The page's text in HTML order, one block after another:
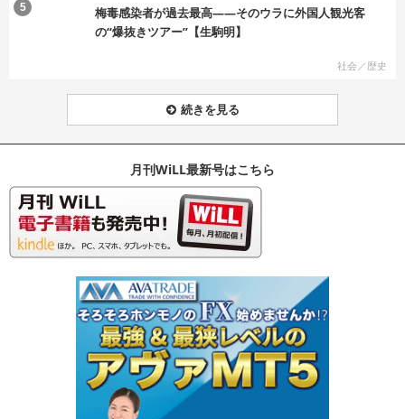
梅毒感染者が過去最高――そのウラに外国人観光客
の“爆抜きツアー”【生駒明】
社会／歴史
5
続きを見る
月刊WiLL最新号はこちら